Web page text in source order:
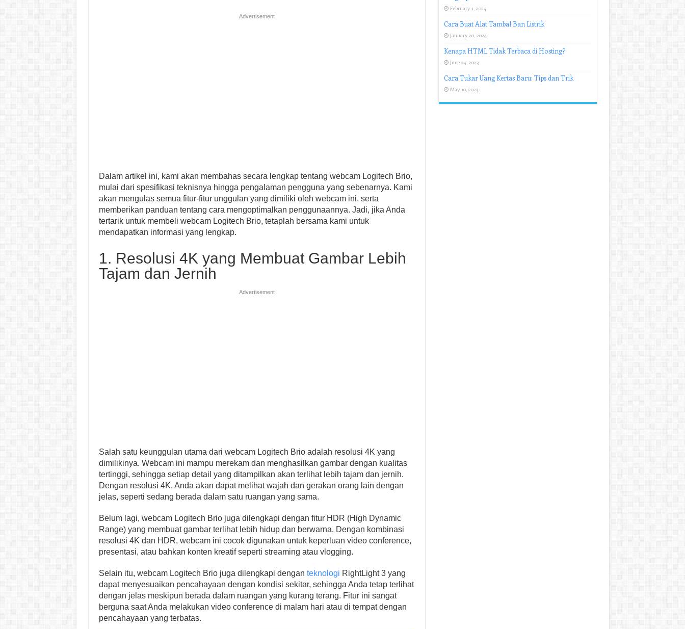
Advertisement
Dalam artikel ini, kami akan membahas secara lengkap tentang webcam Logitech Brio,
mulai dari spesifikasi teknisnya hingga pengalaman pengguna yang sebenarnya. Kami
akan mengulas semua fitur-fitur unggulan yang dimiliki oleh webcam ini, serta
memberikan panduan tentang cara mengoptimalkan penggunaannya. Jadi, jika Anda
tertarik untuk membeli webcam Logitech Brio, tetaplah bersama kami untuk
mendapatkan informasi yang lengkap.
1. Resolusi 4K yang Membuat Gambar Lebih
Tajam dan Jernih
Advertisement
Salah satu keunggulan utama dari webcam Logitech Brio adalah resolusi 4K yang
dimilikinya. Webcam ini mampu merekam dan menghasilkan gambar dengan kualitas
tertinggi, sehingga setiap detail yang ditampilkan akan terlihat lebih tajam dan jernih.
Dengan resolusi 4K, Anda akan dapat melihat wajah dan gerakan orang lain dengan
jelas, seperti sedang berada dalam satu ruangan yang sama.
Belum lagi, webcam Logitech Brio juga dilengkapi dengan fitur HDR (High Dynamic
Range) yang membuat gambar terlihat lebih hidup dan berwarna. Dengan kombinasi
resolusi 4K dan HDR, webcam ini cocok digunakan untuk keperluan video conference,
presentasi, atau bahkan konten kreatif seperti streaming atau vlogging.
Selain itu, webcam Logitech Brio juga dilengkapi dengan teknologi RightLight 3 yang
dapat menyesuaikan pencahayaan dengan kondisi sekitar, sehingga Anda tetap terlihat
dengan jelas meskipun berada dalam ruangan yang kurang terang. Fitur ini sangat
berguna saat Anda melakukan video conference di malam hari atau di tempat dengan
pencahayaan yang terbatas.
February 1, 2024
Cara Buat Alat Tambal Ban Listrik
January 20, 2024
Kenapa HTML Tidak Terbaca di Hosting?
June 24, 2023
Cara Tukar Uang Kertas Baru: Tips dan Trik
May 10, 2023